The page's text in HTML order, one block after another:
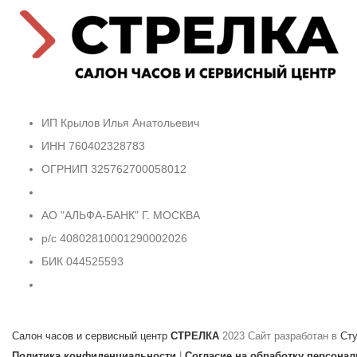
ИП Крылов Илья Анатольевич
ИНН 760402328783
ОГРНИП 325762700058012
АО "АЛЬФА-БАНК" Г. МОСКВА
р/с 40802810001290002026
БИК 044525593
Салон часов и сервисный центр СТРЕЛКА 2023 Сайт разработан в